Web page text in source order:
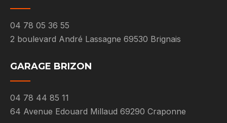
04 78 05 36 55
2 boulevard André Lassagne 69530 Brignais
GARAGE BRIZON
04 78 44 85 11
64 Avenue Edouard Millaud 69290 Craponne